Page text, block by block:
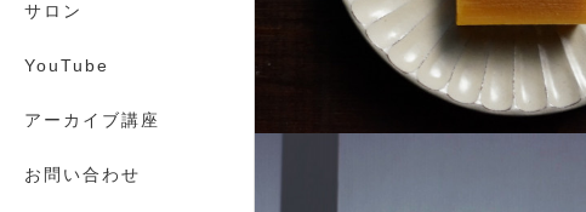
サロン
YouTube
アーカイブ講座
お問い合わせ